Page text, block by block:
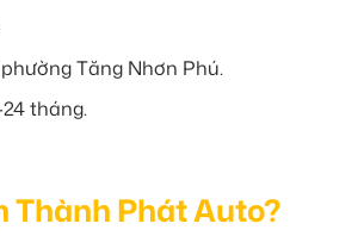
Tăng Nhơn Phú.
tháng.
Thành Phát Auto?